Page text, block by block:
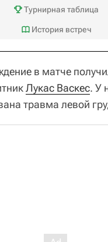
Турнирная таблица
История встреч
в матче
Лукас Васкес. У
травма левой